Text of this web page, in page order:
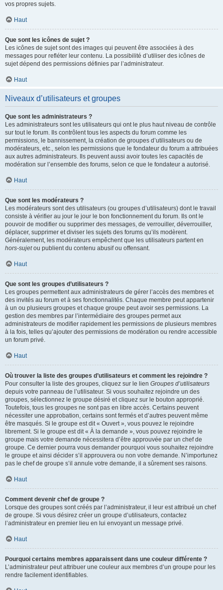
vos propres sujets.
Haut
Que sont les icônes de sujet ?
Les icônes de sujet sont des images qui peuvent être associées à des
messages pour refléter leur contenu. La possibilité d’utiliser des icônes de
sujet dépend des permissions définies par l’administrateur.
Haut
Niveaux d’utilisateurs et groupes
Que sont les administrateurs ?
Les administrateurs sont les utilisateurs qui ont le plus haut niveau de contrôle
sur tout le forum. Ils contrôlent tous les aspects du forum comme les
permissions, le bannissement, la création de groupes d’utilisateurs ou de
modérateurs, etc., selon les permissions que le fondateur du forum a attribuées
aux autres administrateurs. Ils peuvent aussi avoir toutes les capacités de
modération sur l’ensemble des forums, selon ce que le fondateur a autorisé.
Haut
Que sont les modérateurs ?
Les modérateurs sont des utilisateurs (ou groupes d’utilisateurs) dont le travail
consiste à vérifier au jour le jour le bon fonctionnement du forum. Ils ont le
pouvoir de modifier ou supprimer des messages, de verrouiller, déverrouiller,
déplacer, supprimer et diviser les sujets des forums qu’ils modèrent.
Généralement, les modérateurs empêchent que les utilisateurs partent en
hors-sujetou publient du contenu abusif ou offensant.
Haut
Que sont les groupes d’utilisateurs ?
Les groupes permettent aux administrateurs de gérer l’accès des membres et
des invités au forum et à ses fonctionnalités. Chaque membre peut appartenir
à un ou plusieurs groupes et chaque groupe peut avoir ses permissions. La
gestion des membres par l’intermédiaire des groupes permet aux
administrateurs de modifier rapidement les permissions de plusieurs membres
à la fois, telles qu’ajouter des permissions de modération ou rendre accessible
un forum privé.
Haut
Où trouver la liste des groupes d’utilisateurs et comment les rejoindre ?
Pour consulter la liste des groupes, cliquez sur le lien Groupes d’utilisateurs
depuis votre panneau de l’utilisateur. Si vous souhaitez rejoindre un des
groupes, sélectionnez le groupe désiré et cliquez sur le bouton approprié.
Toutefois, tous les groupes ne sont pas en libre accès. Certains peuvent
nécessiter une approbation, certains sont fermés et d’autres peuvent même
être masqués. Si le groupe est dit « Ouvert », vous pouvez le rejoindre
librement. Si le groupe est dit « À la demande », vous pouvez rejoindre le
groupe mais votre demande nécessitera d’être approuvée par un chef de
groupe. Ce dernier pourra vous demander pourquoi vous souhaitez rejoindre
le groupe et ainsi décider s’il approuvera ou non votre demande. N’importunez
pas le chef de groupe s’il annule votre demande, il a sûrement ses raisons.
Haut
Comment devenir chef de groupe ?
Lorsque des groupes sont créés par l’administrateur, il leur est attribué un chef
de groupe. Si vous désirez créer un groupe d’utilisateurs, contactez
l’administrateur en premier lieu en lui envoyant un message privé.
Haut
Pourquoi certains membres apparaissent dans une couleur différente ?
L’administrateur peut attribuer une couleur aux membres d’un groupe pour les
rendre facilement identifiables.